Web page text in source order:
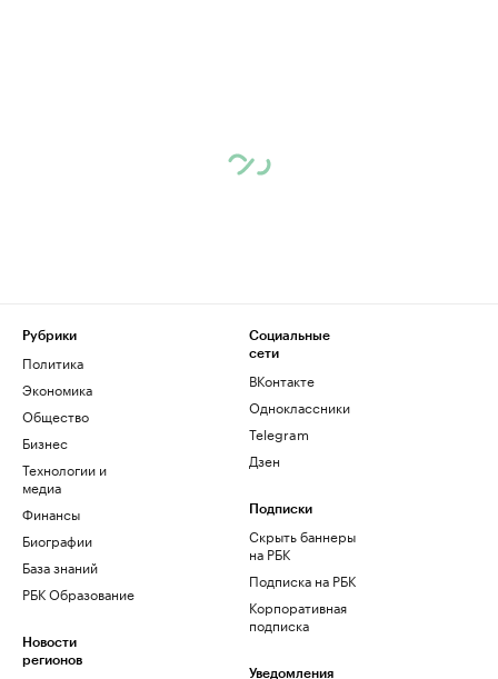
Рубрики
Политика
Экономика
Общество
Бизнес
Технологии и
медиа
Финансы
Биографии
База знаний
РБК Образование
Новости
регионов
Социальные
сети
ВКонтакте
Одноклассники
Telegram
Дзен
Подписки
Скрыть баннеры
на РБК
Подписка на РБК
Корпоративная
подписка
Уведомления